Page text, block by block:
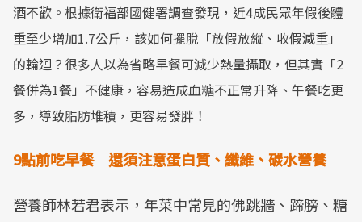
酒不歡。根據衛福部國健署調查發現，近4成民眾年假後體
重至少增加1.7公斤，該如何擺脫「放假放縱、收假減重」
的輪迴？很多人以為省略早餐可減少熱量攝取，但其實「2
餐併為1餐」不健康，容易造成血糖不正常升降、午餐吃更
多，導致脂肪堆積，更容易發胖！
9點前吃早餐 還須注意蛋白質、纖維、碳水營養
營養師林若君表示，年菜中常見的佛跳牆、蹄膀、糖